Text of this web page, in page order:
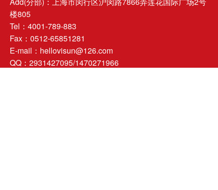
楼805
Tel：4001-789-883
Fax：0512-65851281
E-mail：hellovisun@126.com
QQ：2931427095/1470271966